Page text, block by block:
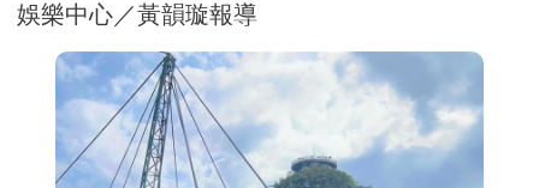
娛樂中心／黃韻璇報導